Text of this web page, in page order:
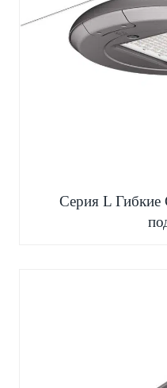
Серия L Гибкие